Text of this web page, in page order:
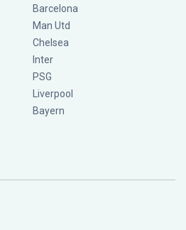
Barcelona
Man Utd
Chelsea
Inter
PSG
Liverpool
Bayern